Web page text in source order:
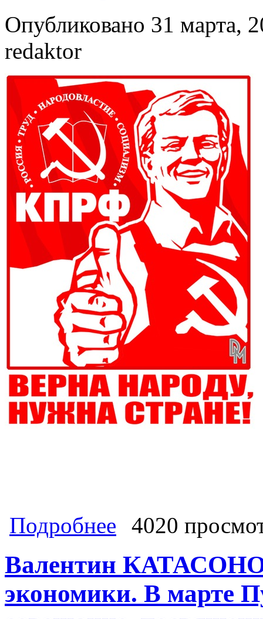
Опубликовано 31 марта,
redaktor
Подробнее о «Что сделала КПРФ для
Меня спрашивают: «Что сделала
4020
Валентин
экономики. В марте